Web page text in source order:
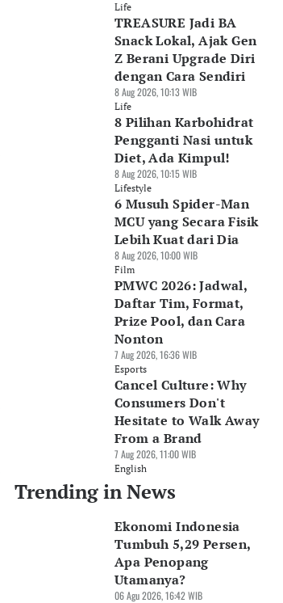
Life
TREASURE Jadi BA
Snack Lokal, Ajak Gen
Z Berani Upgrade Diri
dengan Cara Sendiri
8 Aug 2026, 10:13 WIB
Life
8 Pilihan Karbohidrat
Pengganti Nasi untuk
Diet, Ada Kimpul!
8 Aug 2026, 10:15 WIB
Lifestyle
6 Musuh Spider-Man
MCU yang Secara Fisik
Lebih Kuat dari Dia
8 Aug 2026, 10:00 WIB
Film
PMWC 2026: Jadwal,
Daftar Tim, Format,
Prize Pool, dan Cara
Nonton
7 Aug 2026, 16:36 WIB
Esports
Cancel Culture: Why
Consumers Don't
Hesitate to Walk Away
From a Brand
7 Aug 2026, 11:00 WIB
English
Trending in News
Ekonomi Indonesia
Tumbuh 5,29 Persen,
Apa Penopang
Utamanya?
06 Agu 2026, 16:42 WIB